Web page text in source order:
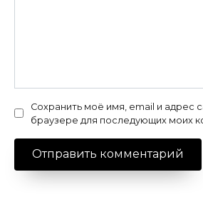
Сохранить моё имя, email и адрес
браузере для последующих моих